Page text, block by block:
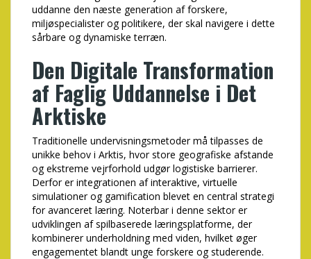
uddanne den næste generation af forskere,
miljøspecialister og politikere, der skal navigere i dette
sårbare og dynamiske terræn.
Den Digitale Transformation
af Faglig Uddannelse i Det
Arktiske
Traditionelle undervisningsmetoder må tilpasses de
unikke behov i Arktis, hvor store geografiske afstande
og ekstreme vejrforhold udgør logistiske barrierer.
Derfor er integrationen af interaktive, virtuelle
simulationer og gamification blevet en central strategi
for avanceret læring. Noterbar i denne sektor er
udviklingen af spilbaserede læringsplatforme, der
kombinerer underholdning med viden, hvilket øger
engagementet blandt unge forskere og studerende.